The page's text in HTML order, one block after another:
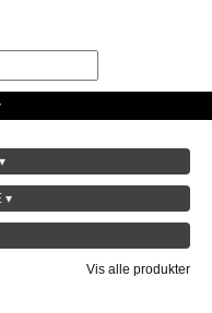
▾
Vis alle produkter